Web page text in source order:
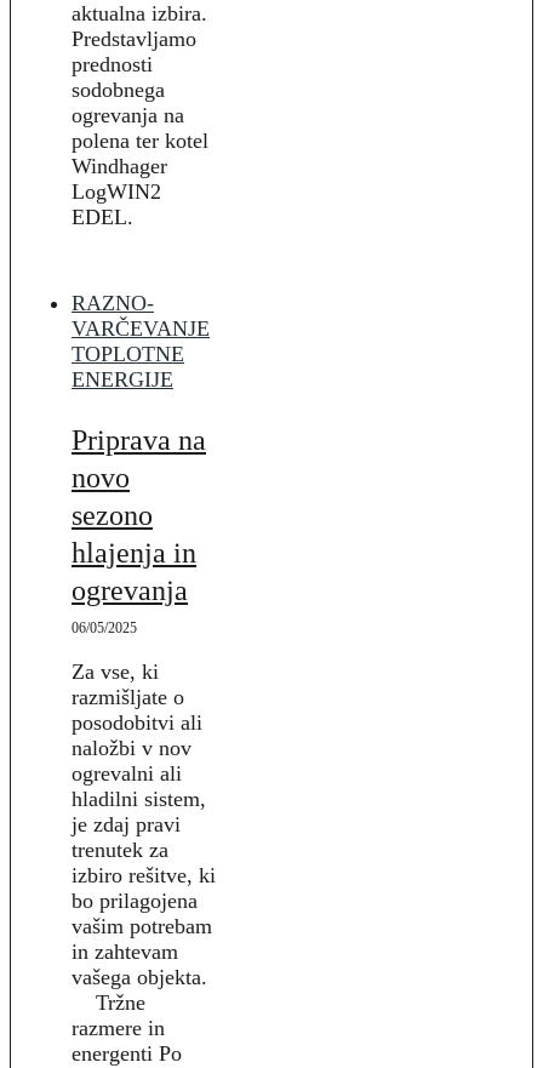
aktualna izbira.
Predstavljamo
prednosti
sodobnega
ogrevanja na
polena ter kotel
Windhager
LogWIN2
EDEL.
RAZNO-
VARČEVANJE
TOPLOTNE
ENERGIJE
Priprava na
novo
sezono
hlajenja in
ogrevanja
06/05/2025
Za vse, ki
razmišljate o
posodobitvi ali
naložbi v nov
ogrevalni ali
hladilni sistem,
je zdaj pravi
trenutek za
izbiro rešitve, ki
bo prilagojena
vašim potrebam
in zahtevam
vašega objekta.
Tržne
razmere in
energenti Po